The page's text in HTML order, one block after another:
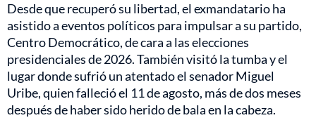
Desde que recuperó su libertad, el exmandatario ha
asistido a eventos políticos para impulsar a su partido,
Centro Democrático, de cara a las elecciones
presidenciales de 2026. También visitó la tumba y el
lugar donde sufrió un atentado el senador Miguel
Uribe, quien falleció el 11 de agosto, más de dos meses
después de haber sido herido de bala en la cabeza.